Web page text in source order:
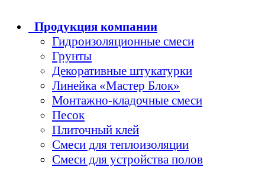
Продукция компании
Гидроизоляционные смеси
Грунты
Декоративные штукатурки
Линейка «Мастер Блок»
Монтажно-кладочные смеси
Песок
Плиточный клей
Смеси для теплоизоляции
Смеси для устройства полов